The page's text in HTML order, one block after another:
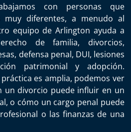
con personas que
muy diferentes, a menudo al
equipo de Arlington ayuda a
de familia, divorcios,
defensa penal, DUI, lesiones
patrimonial y adopción.
es amplia, podemos ver
un divorcio puede influir en un
o cómo un cargo penal puede
o las finanzas de una